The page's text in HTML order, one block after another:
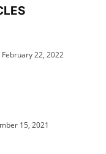
February 22, 2022
15, 2021